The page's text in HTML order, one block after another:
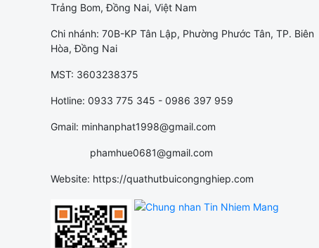
Trảng Bom, Đồng Nai, Việt Nam
Chi nhánh: 70B-KP Tân Lập, Phường Phước Tân, TP. Biên
Hòa, Đồng Nai
MST: 3603238375
Hotline: 0933 775 345 - 0986 397 959
Gmail: minhanphat1998@gmail.com
phamhue0681@gmail.com
Website: https://quathutbuicongnghiep.com